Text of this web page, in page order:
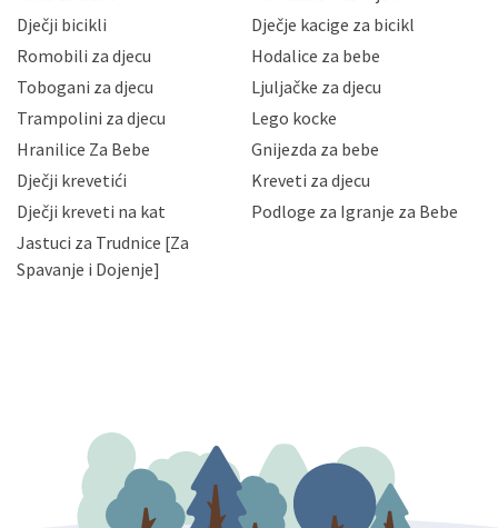
neovlaštenog pristupa, zlouporabe, otkrivanja,
gubitka ili uništenja. Mae.hr štiti privatnost svojih
korisnika i posjetitelja web stranica, čuva povjerljivost
Vaših osobnih podataka te omogućava pristup i
priopćavanje osobnih podataka samo onim svojim
zaposlenicima kojima su isti potrebni radi provedbe
slučajevima koji su dozvoljeni zakonima. Napominjemo
da možete u svako doba, u potpunosti ili djelomice,
zatražiti prestanak aktivnosti obrade Vaših osobnih
podataka. Opoziv privole možete podnijeti poštom na
gore navedenu adresu ili e-mailom na adresu:
Dječji bicikli
Dječje kacige za bicikl
Romobili za djecu
Hodalice za bebe
Tobogani za djecu
Ljuljačke za djecu
Trampolini za djecu
Lego kocke
Hranilice Za Bebe
Gnijezda za bebe
Dječji krevetići
Kreveti za djecu
Dječji kreveti na kat
Podloge za Igranje za Bebe
Jastuci za Trudnice [Za
Spavanje i Dojenje]